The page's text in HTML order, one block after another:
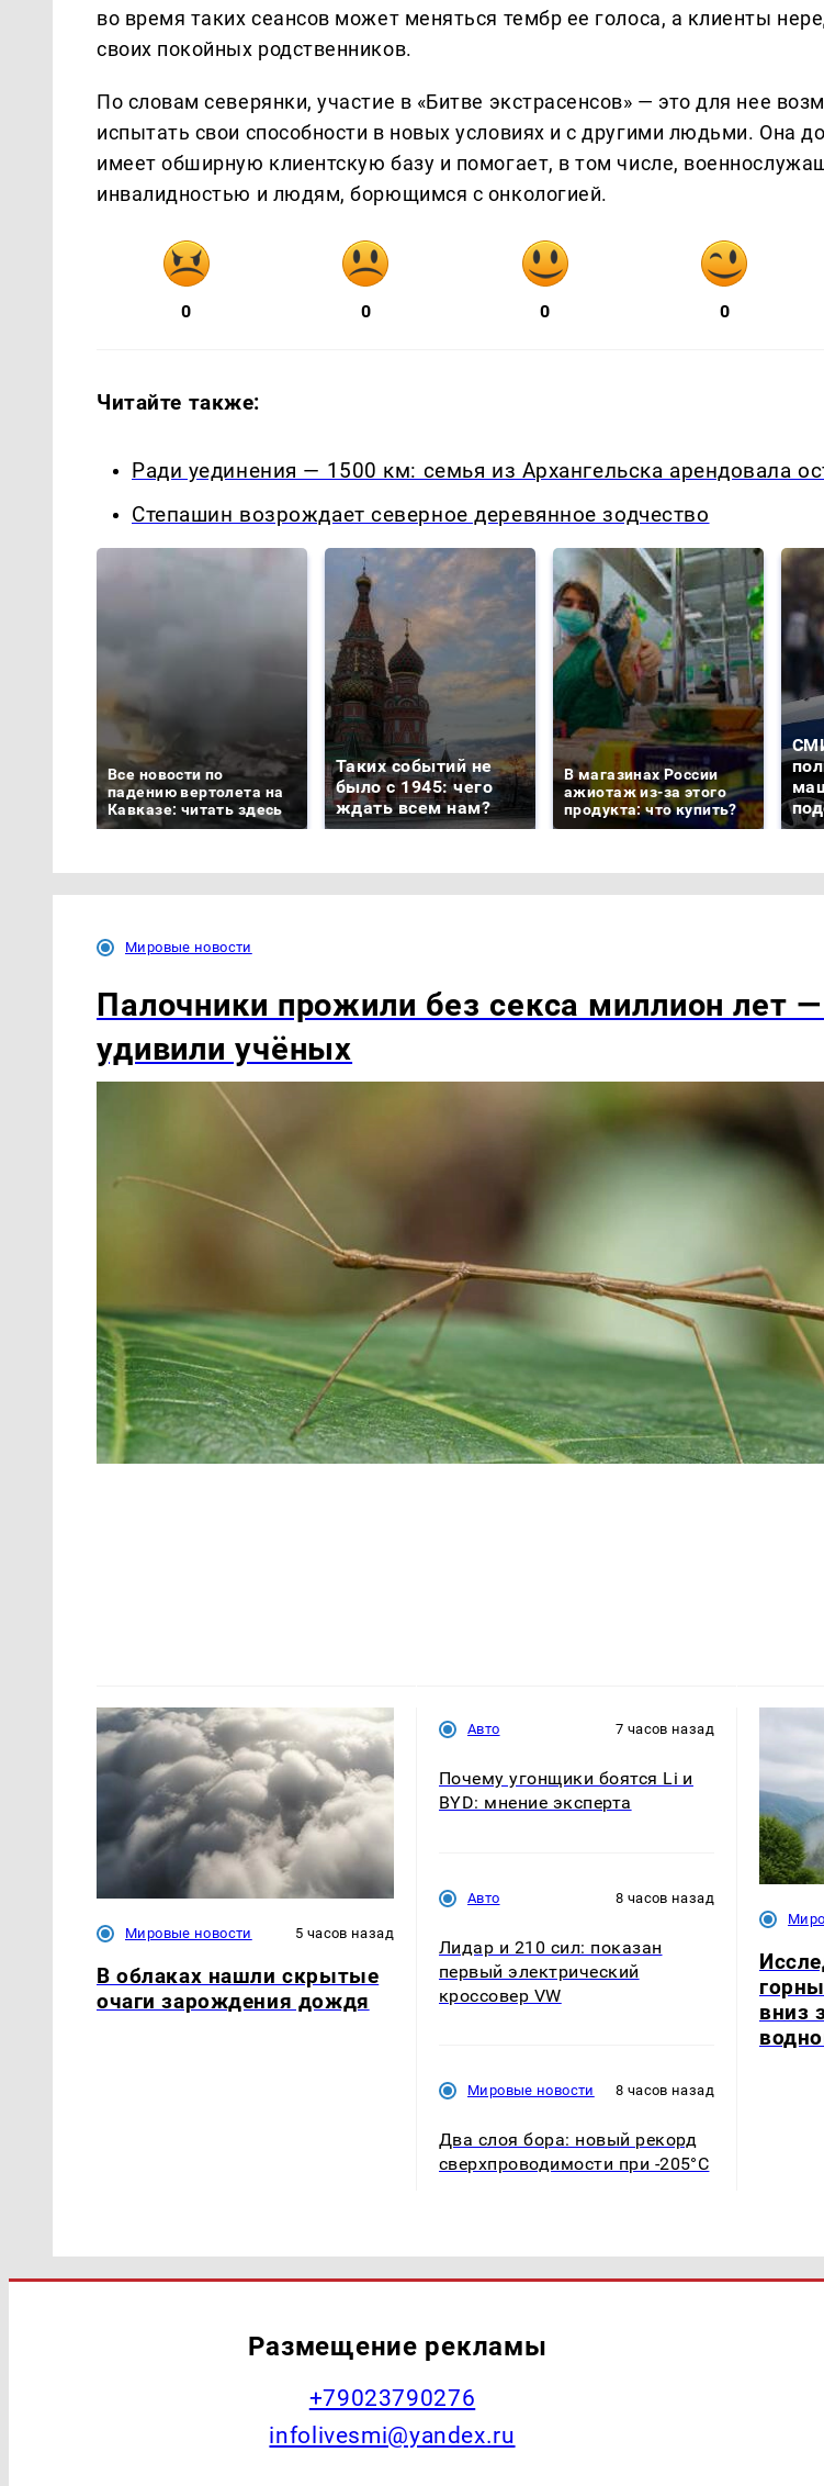
во время таких сеансов может меняться тембр ее голоса, а клиенты
своих покойных родственников.
По словам северянки, участие в «Битве экстрасенсов» — это для нее
испытать свои способности в новых условиях и с другими людьми. Она
имеет обширную клиентскую базу и помогает, в том числе,
инвалидностью и людям, борющимся с онкологией.
0 0 0 0
Читайте также:
Ради уединения — 1500 км: семья из Архангельска арендовала
Степашин возрождает северное деревянное зодчество
Все новости по
падению вертолета на
Кавказе: читать здесь
Таких событий не
было с 1945: чего
ждать всем нам?
В магазинах России
ажиотаж из-за этого
продукта: что купить?
Мировые новости
Палочники прожили без секса миллион лет
удивили учёных
Мировые новости 5 часов назад
В облаках нашли скрытые
очаги зарождения дождя
Авто 7 часов назад
Почему угонщики боятся Li и
BYD: мнение эксперта
Авто 8 часов назад
Лидар и 210 сил: показан
первый электрический
кроссовер VW
Мировые новости 8 часов назад
Два слоя бора: новый рекорд
сверхпроводимости при -205°C
вниз
Размещение рекламы
+79023790276
infolivesmi@yandex.ru